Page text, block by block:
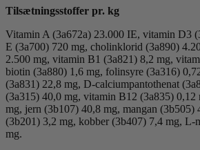
Tilsætningsstoffer pr. kg
Vitamin A (3a672a) 23.000 IE, vitamin D3
E (3a700) 720 mg, cholinklorid (3a890)
2.500 mg, vitamin B1 (3a821) 8,2 mg,
biotin (3a880) 1,6 mg, folinsyre (3a316)
(3a831) 22,8 mg, D-calciumpantothenat
(3a315) 40,0 mg, vitamin B12 (3a835)
mg, jern (3b107) 40,8 mg, mangan (3b505)
(3b201) 3,2 mg, kobber (3b407) 7,4 mg, L-
mg.